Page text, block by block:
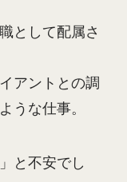
として配属さ
アントとの調
うな仕事。
と不安でし